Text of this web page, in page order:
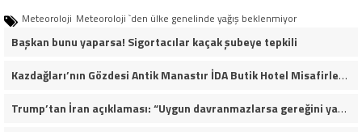
Meteoroloji Meteoroloji `den ülke genelinde yağış beklenmiyor
Başkan bunu yaparsa! Sigortacılar kaçak şubeye tepkili
Kazdağları’nın Gözdesi Antik Manastır İDA Butik Hotel Misafirlerinden Tam Not Alıyor
Trump’tan İran açıklaması: “Uygun davranmazlarsa gereğini yaparım”